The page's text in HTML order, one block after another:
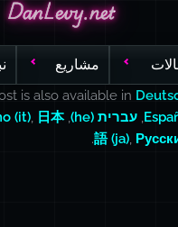
DanLevy.net
DanLevy.net
مشاريع
is also available in
, עברית (he) ,
(it), 日本
語 (ja),
.